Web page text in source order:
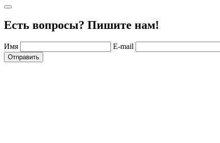
Есть вопросы? Пишите нам!
Имя E-mail